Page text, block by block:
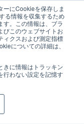
ーにCookieを保存しま
る情報を収集するため
す。この情報は、ブラ
びこのウェブサイトお
ィクスおよび測定指標
についての詳細は、
きに情報はトラッキン
行わない設定を記憶す
JP｜EN